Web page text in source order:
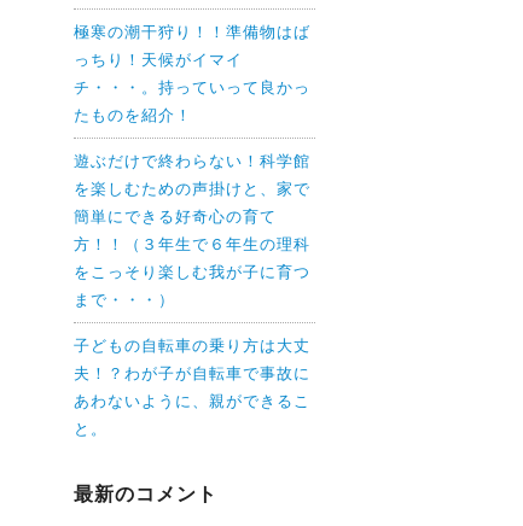
極寒の潮干狩り！！準備物はば
っちり！天候がイマイ
チ・・・。持っていって良かっ
たものを紹介！
遊ぶだけで終わらない！科学館
を楽しむための声掛けと、家で
簡単にできる好奇心の育て
方！！（３年生で６年生の理科
をこっそり楽しむ我が子に育つ
まで・・・）
子どもの自転車の乗り方は大丈
夫！？わが子が自転車で事故に
あわないように、親ができるこ
と。
最新のコメント